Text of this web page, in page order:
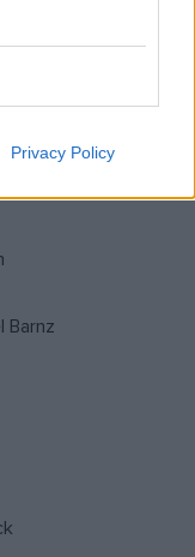
Privacy Policy
Marshall
Barnz